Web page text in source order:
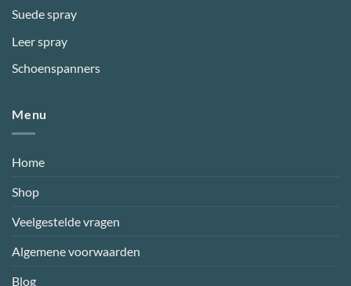
Suede spray
Leer spray
Schoenspanners
Menu
Home
Shop
Veelgestelde vragen
Algemene voorwaarden
Blog